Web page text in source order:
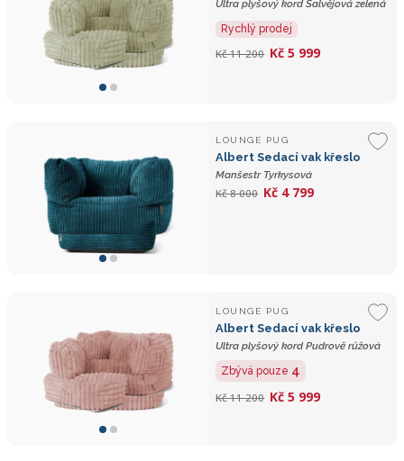
Ultra plyšový kord Šalvějová zelená
Rychlý prodej
Kč 11 200 Kč 5 999
LOUNGE PUG
Albert Sedací vak křeslo
Manšestr Tyrkysová
Kč 8 000 Kč 4 799
LOUNGE PUG
Albert Sedací vak křeslo
Ultra plyšový kord Pudrově růžová
Zbývá pouze 4
Kč 11 200 Kč 5 999